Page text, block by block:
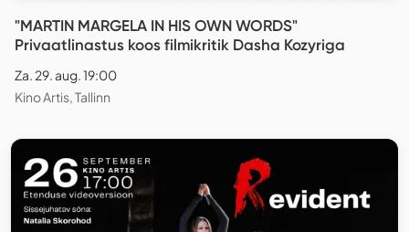
"MARTIN MARGELA IN HIS OWN WORDS"
Privaatlinastus koos filmikritik Dasha Kozyriga
Za. 29. aug. 19:00
Kino Artis, Tallinn